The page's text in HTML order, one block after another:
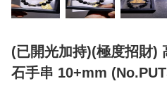
(已開光加持)(極度招財)
石手串 10+mm